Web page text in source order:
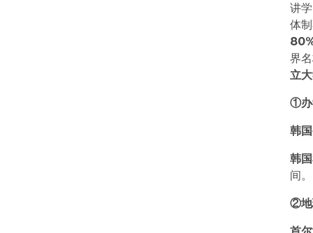
讲
体
界
立
①办
韩
韩
间。
②地